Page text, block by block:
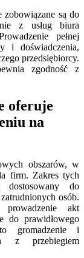
zobowiązane są do
z usług biura
pełnej
i doświadczenia,
przedsiębiorcy.
zgodność z
oferuje
na
obszarów, w
firm. Zakres tych
do
osób.
prowadzenie akt
do prawidłowego
gromadzenie i
z przebiegiem